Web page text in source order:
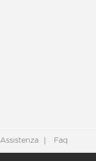
Assistenza Faq